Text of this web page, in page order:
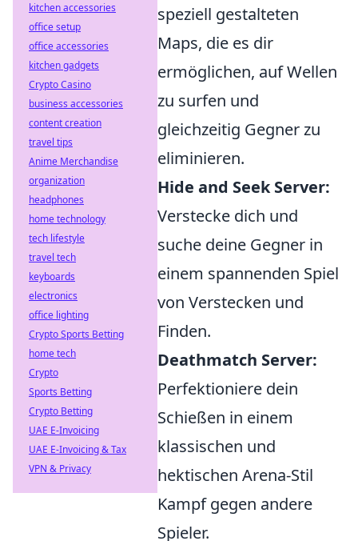
speziell gestalteten
Maps, die es dir
ermöglichen, auf Wellen
zu surfen und
gleichzeitig Gegner zu
eliminieren.
Hide and Seek Server:
Verstecke dich und
suche deine Gegner in
einem spannenden Spiel
von Verstecken und
Finden.
Deathmatch Server:
Perfektioniere dein
Schießen in einem
klassischen und
hektischen Arena-Stil
Kampf gegen andere
Spieler.
kitchen accessories
office setup
office accessories
kitchen gadgets
Crypto Casino
business accessories
content creation
travel tips
Anime Merchandise
organization
headphones
home technology
tech lifestyle
travel tech
keyboards
electronics
office lighting
Crypto Sports Betting
home tech
Crypto
Sports Betting
Crypto Betting
UAE E-Invoicing
UAE E-Invoicing & Tax
VPN & Privacy